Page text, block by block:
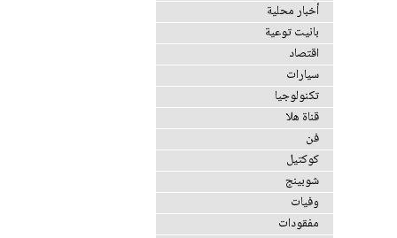
أخبار محلية
بانيت توعية
اقتصاد
سيارات
تكنولوجيا
قناة هلا
فن
كوكتيل
شوبينج
وفيات
مفقودات